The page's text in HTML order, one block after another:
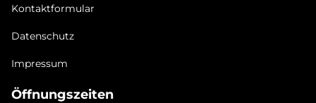
Kontaktformular
Datenschutz
Impressum
Öffnungszeiten